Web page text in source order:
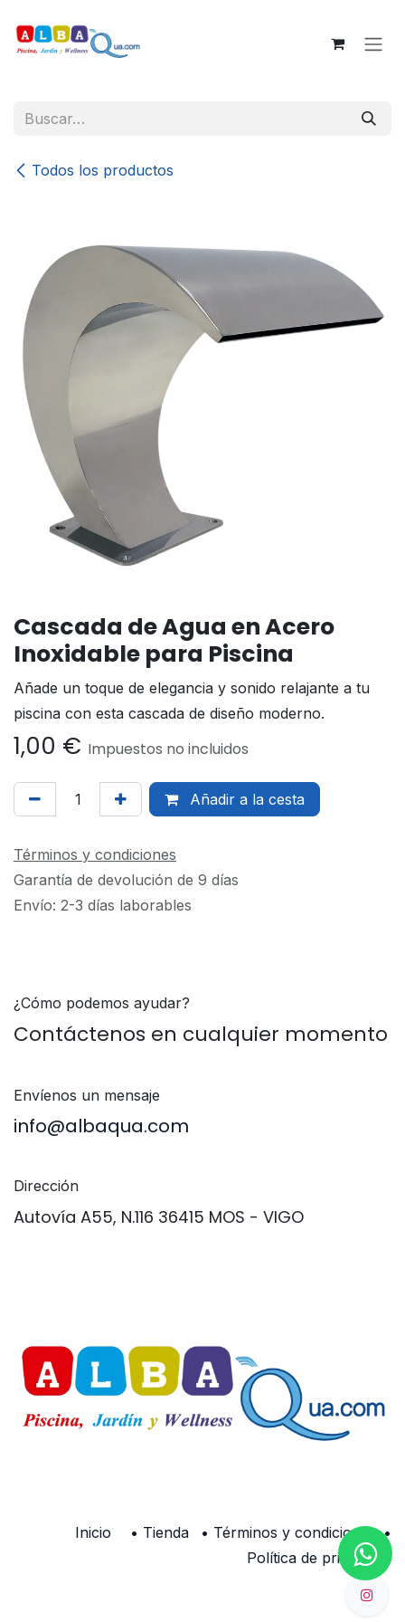
Todos los productos
Cascada de Agua en Acero
Inoxidable para Piscina
Añade un toque de elegancia y sonido relajante a tu
piscina con esta cascada de diseño moderno.
1,00 € Impuestos no incluidos
Añadir a la cesta
Términos y condiciones
Garantía de devolución de 9 días
Envío: 2-3 días laborables
¿Cómo podemos ayudar?
Contáctenos en cualquier momento
Envíenos un mensaje
info@​albaqua.com
Dirección
Autovía A55, N.116 36415 MOS - VIGO
Inicio • Tienda • Términos y condiciones •
Política de privacidad